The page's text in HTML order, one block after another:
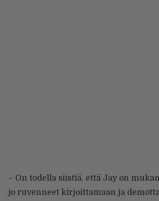
– On todella siistiä, että Jay on
jo ruvenneet kirjoittamaan ja